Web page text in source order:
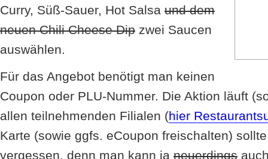
Curry, Süß-Sauer, Hot Salsa und dem
neuen Chili Cheese Dip zwei Saucen
auswählen.
Für das Angebot benötigt man keinen
Coupon oder PLU-Nummer. Die Aktion läuft
allen teilnehmenden Filialen (hier
Karte (sowie ggfs. eCoupon freischalten)
vergessen, denn man kann ja neuerdings